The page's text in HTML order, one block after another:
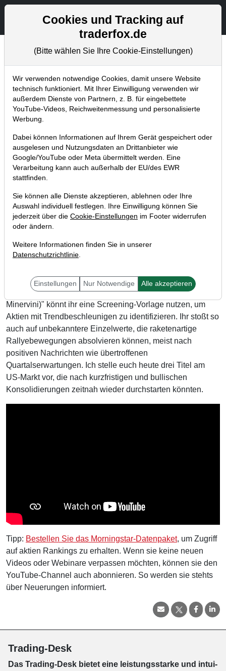
Aktien- und Artikelsuche
Trader-Blog
Home Blog Trader-Blog
Superperformance-Stocks - diese
Aktien beschleunigen ihren
Aufwärtstrend
07.08.2025 um 11:56 Uhr |A. Zehetner
mit dem Template "Superperformance-Stocks (nach Mark
Minervini)" könnt ihr eine Screening-Vorlage nutzen, um
Aktien mit Trendbeschleunigen zu identifizieren. Ihr stoßt so
auch auf unbekanntere Einzelwerte, die raketenartige
Rallyebewegungen absolvieren können, meist nach
positiven Nachrichten wie übertroffenen
Quartalserwartungen. Ich stelle euch heute drei Titel am
US-Markt vor, die nach kurzfristigen und bullischen
Konsolidierungen zeitnah wieder durchstarten könnten.
Tipp: Bestellen Sie das Morningstar-Datenpaket, um Zugriff
auf aktien Rankings zu erhalten. Wenn sie keine neuen
Videos oder Webinare verpassen möchten, können sie den
YouTube-Channel auch abonnieren. So werden sie stehts
über Neuerungen informiert.
Trading-Desk
Das Trading-Desk bie­tet eine leis­tungs­star­ke und in­tui­
Cookies und Tracking auf
traderfox.de
(Bitte wählen Sie Ihre Cookie-Einstellungen)
Wir verwenden notwendige Cookies, damit unsere Website
technisch funktioniert. Mit Ihrer Einwilligung verwenden wir
außerdem Dienste von Partnern, z. B. für eingebettete
YouTube-Videos, Reichweitenmessung und personalisierte
Werbung.
Dabei können Informationen auf Ihrem Gerät gespeichert oder
ausgelesen und Nutzungsdaten an Drittanbieter wie
Google/YouTube oder Meta übermittelt werden. Eine
Verarbeitung kann auch außerhalb der EU/des EWR
stattfinden.
Sie können alle Dienste akzeptieren, ablehnen oder Ihre
Auswahl individuell festlegen. Ihre Einwilligung können Sie
jederzeit über die Cookie-Einstellungen im Footer widerrufen
oder ändern.
Weitere Informationen finden Sie in unserer
Datenschutzrichtlinie.
Einstellungen Nur Notwendige Alle akzeptieren